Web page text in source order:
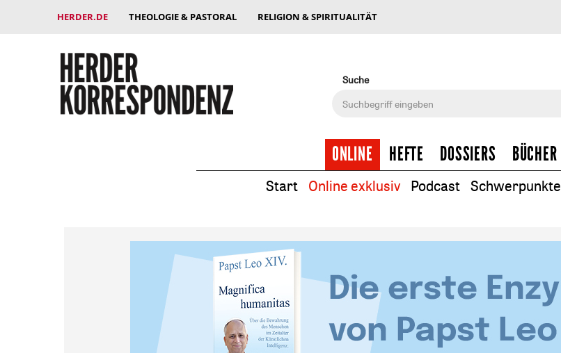
HERDER.DE THEOLOGIE & PASTORAL RELIGION & SPIRITUALITÄT
Suche
ONLINE HEFTE DOSSIERS BÜCHER
Start Online exklusiv Podcast Schwerpunkte